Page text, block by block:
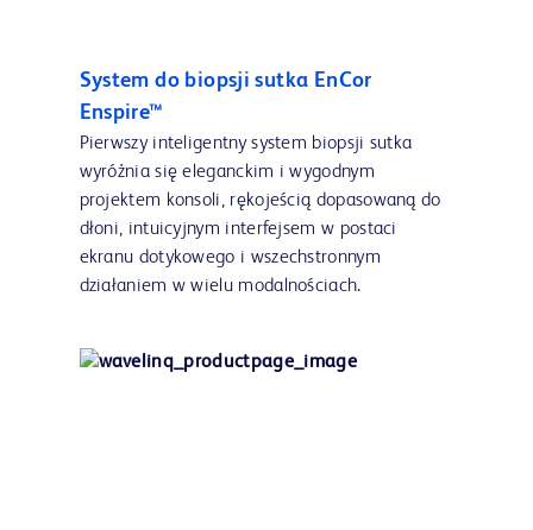
System do biopsji sutka EnCor
Enspire™
Pierwszy inteligentny system biopsji sutka
wyróżnia się eleganckim i wygodnym
projektem konsoli, rękojeścią dopasowaną do
dłoni, intuicyjnym interfejsem w postaci
ekranu dotykowego i wszechstronnym
działaniem w wielu modalnościach.